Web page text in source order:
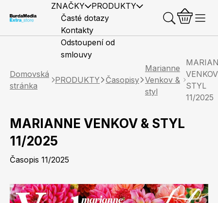
ZNAČKY PRODUKTY
Marianne Elle Decoration
Knihy Merch
Časté dotazy
Kontakty
Odstoupení od
smlouvy
Domovská
stránka
PRODUKTY Časopisy
Marianne
Venkov &
styl
STYL
11/2025
MARIANNE VENKOV & STYL
11/2025
Časopis 11/2025